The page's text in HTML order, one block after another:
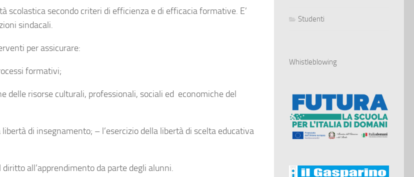
scolastica secondo criteri di efficienza e di efficacia formative. E’
sindacali.
per assicurare:
formativi;
delle risorse culturali, professionali, sociali ed economiche del
libertà di insegnamento; – l’esercizio della libertà di scelta educativa
diritto all’apprendimento da parte degli alunni.
Studenti
Whistleblowing